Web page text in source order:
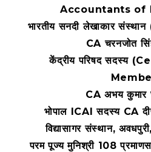
Accountants of
भारतीय सनदी लेखाकार
CA चरनजोत
केंद्रीय परिषद सदस्य
CA अभय कुमार
भोपाल ICAI सदस्य CA
विद्यासागर संस्थान,
परम पूज्य मुनिश्री 108